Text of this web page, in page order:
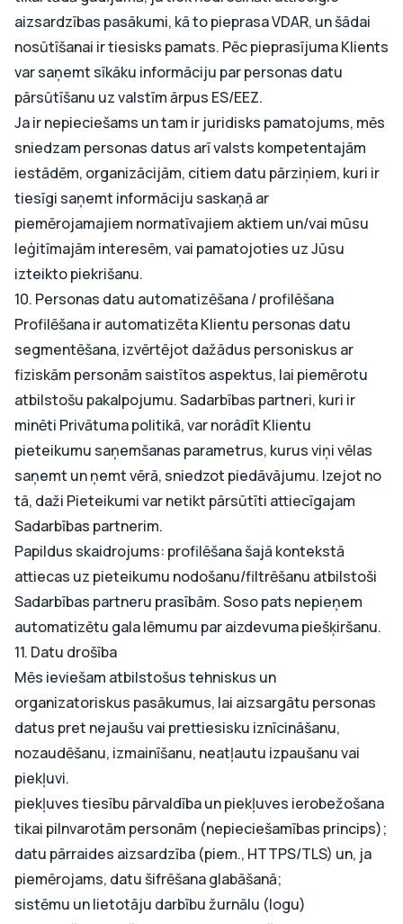
aizsardzības pasākumi, kā to pieprasa VDAR, un šādai
nosūtīšanai ir tiesisks pamats. Pēc pieprasījuma Klients
var saņemt sīkāku informāciju par personas datu
pārsūtīšanu uz valstīm ārpus ES/EEZ.
Ja ir nepieciešams un tam ir juridisks pamatojums, mēs
sniedzam personas datus arī valsts kompetentajām
iestādēm, organizācijām, citiem datu pārziņiem, kuri ir
tiesīgi saņemt informāciju saskaņā ar
piemērojamajiem normatīvajiem aktiem un/vai mūsu
leģitīmajām interesēm, vai pamatojoties uz Jūsu
izteikto piekrišanu.
10. Personas datu automatizēšana / profilēšana
Profilēšana ir automatizēta Klientu personas datu
segmentēšana, izvērtējot dažādus personiskus ar
fiziskām personām saistītos aspektus, lai piemērotu
atbilstošu pakalpojumu. Sadarbības partneri, kuri ir
minēti Privātuma politikā, var norādīt Klientu
pieteikumu saņemšanas parametrus, kurus viņi vēlas
saņemt un ņemt vērā, sniedzot piedāvājumu. Izejot no
tā, daži Pieteikumi var netikt pārsūtīti attiecīgajam
Sadarbības partnerim.
Papildus skaidrojums: profilēšana šajā kontekstā
attiecas uz pieteikumu nodošanu/filtrēšanu atbilstoši
Sadarbības partneru prasībām. Soso pats nepieņem
automatizētu gala lēmumu par aizdevuma piešķiršanu.
11. Datu drošība
Mēs ieviešam atbilstošus tehniskus un
organizatoriskus pasākumus, lai aizsargātu personas
datus pret nejaušu vai prettiesisku iznīcināšanu,
nozaudēšanu, izmainīšanu, neatļautu izpaušanu vai
piekļuvi.
piekļuves tiesību pārvaldība un piekļuves ierobežošana
tikai pilnvarotām personām (nepieciešamības princips);
datu pārraides aizsardzība (piem., HTTPS/TLS) un, ja
piemērojams, datu šifrēšana glabāšanā;
sistēmu un lietotāju darbību žurnālu (logu)